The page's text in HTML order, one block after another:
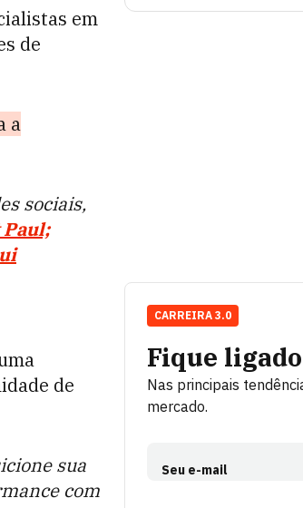
em
de
a
sociais,
de
sua
com
Fique ligado
Nas principais
mercado.
Seu e-mail
CARREIRA 3.0